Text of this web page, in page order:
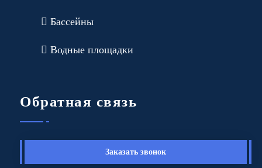
Бассейны
Водные площадки
Обратная связь
Заказать звонок